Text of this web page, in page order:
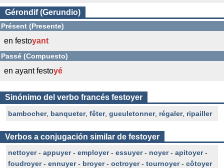
Gérondif (Gerundio)
Présent (Presente)
en festoyant
Passé (Compuesto)
en ayant festoyé
Sinónimo del verbo francés festoyer
bambocher, banqueter, fêter, gueuletonner, régaler, ripailler
Verbos a conjugación similar de festoyer
nettoyer- appuyer- employer- essuyer- noyer- apitoyer-
foudroyer- ennuyer- broyer- octroyer- tournoyer- côtoyer